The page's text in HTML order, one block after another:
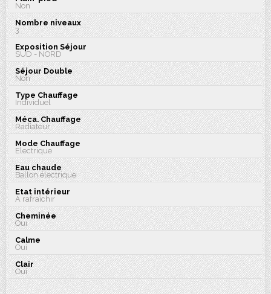
Non
Nombre niveaux
3
Exposition Séjour
SUD - NORD
Séjour Double
Non
Type Chauffage
Individuel
Méca. Chauffage
Radiateur
Mode Chauffage
Electrique
Eau chaude
Ballon électrique
Etat intérieur
A rafraîchir
Cheminée
Oui
Calme
Oui
Clair
Oui